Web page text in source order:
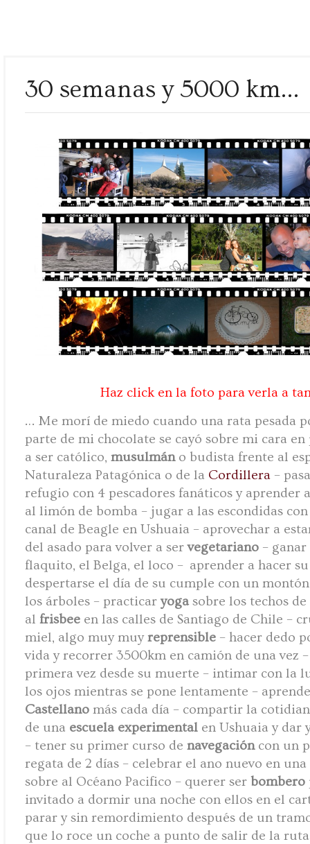
30 semanas y 5000 km…
Haz click en la foto para verla a
… Me morí de miedo cuando una rata pesada
parte de mi chocolate se cayó sobre mi cara
a ser católico, musulmáno budista frente al
Naturaleza Patagónica o de la Cordillera –
refugio con 4 pescadores fanáticos y aprender
al limón de bomba – jugar a las escondidas
canal de Beagle en Ushuaia – aprovechar a
del asado para volver a servegetariano –
flaquito, el Belga, el loco – aprender a hacer
despertarse el día de su cumple con un
los árboles – practicar yogasobre los techos
al frisbee en las calles de Santiago de Chile –
miel, algo muy muyreprensible – hacer dedo
vida y recorrer 3500km en camión de una vez
primera vez desde su muerte – intimar con la
los ojos mientras se pone lentamente –
Castellano más cada día – compartir la
de una escuela experimental en Ushuaia y dar
– tener su primer curso de navegacióncon un
regata de 2 días – celebrar el ano nuevo en
sobre al Océano Pacifico – querer ser bombero
invitado a dormir una noche con ellos en el
parar y sin remordimiento después de un
que lo roce un coche a punto de salir de la